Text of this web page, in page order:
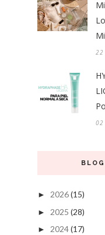
22
02
► 2026(15)
► 2025 (28)
► 2024(17)